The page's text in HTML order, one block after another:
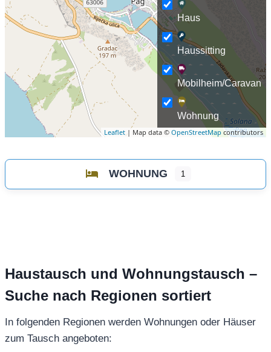
Leaflet| Map data © OpenStreetMap contributors
Haus
Haussitting
Mobilheim/Caravan
Wohnung
WOHNUNG 1
Haustausch und Wohnungstausch –
Suche nach Regionen sortiert
In folgenden Regionen werden Wohnungen oder Häuser
zum Tausch angeboten: